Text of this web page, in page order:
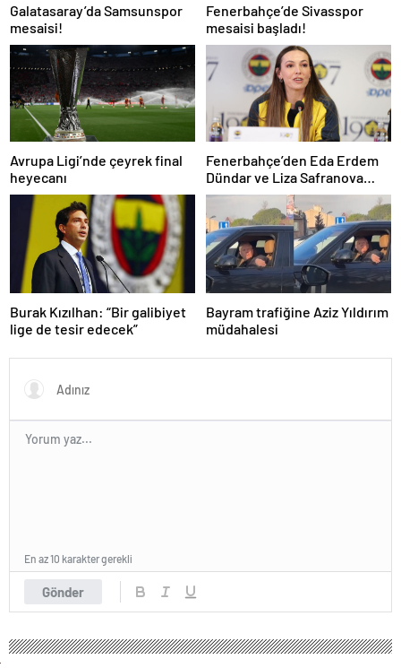
Galatasaray’da Samsunspor
mesaisi!
Fenerbahçe’de Sivasspor
mesaisi başladı!
Avrupa Ligi’nde çeyrek final
heyecanı
Fenerbahçe’den Eda Erdem
Dündar ve Liza Safranova
açıklaması!
Burak Kızılhan: “Bir galibiyet
lige de tesir edecek”
Bayram trafiğine Aziz Yıldırım
müdahalesi
Gönder
En az 10 karakter gerekli